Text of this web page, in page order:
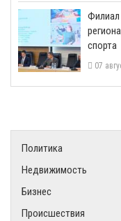
​Филиал
спорта
07
Политика
Недвижимость
Бизнес
Происшествия